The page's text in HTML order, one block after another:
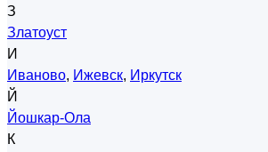
З
Златоуст
И
Иваново, Ижевск, Иркутск
Й
Йошкар-Ола
К